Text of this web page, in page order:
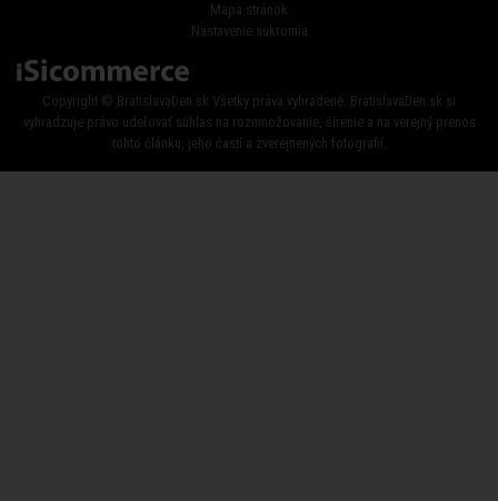
Mapa stránok
Nastavenie sukromia
Copyright © BratislavaDen.sk Všetky práva vyhradené. BratislavaDen.sk si
vyhradzuje právo udeľovať súhlas na rozmnožovanie, šírenie a na verejný prenos
tohto článku, jeho častí a zverejnených fotografií.